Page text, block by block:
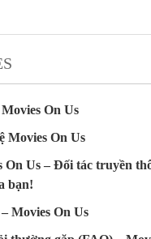
On Us
Movies On Us
On Us – Đối tác truyền
bạn!
Movies On Us